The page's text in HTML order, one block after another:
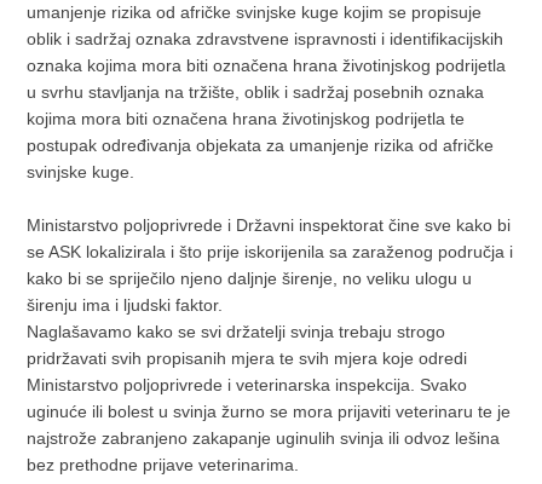
umanjenje rizika od afričke svinjske kuge kojim se propisuje
oblik i sadržaj oznaka zdravstvene ispravnosti i identifikacijskih
oznaka kojima mora biti označena hrana životinjskog podrijetla
u svrhu stavljanja na tržište, oblik i sadržaj posebnih oznaka
kojima mora biti označena hrana životinjskog podrijetla te
postupak određivanja objekata za umanjenje rizika od afričke
svinjske kuge.
Ministarstvo poljoprivrede i Državni inspektorat čine sve kako bi
se ASK lokalizirala i što prije iskorijenila sa zaraženog područja i
kako bi se spriječilo njeno daljnje širenje, no veliku ulogu u
širenju ima i ljudski faktor.
Naglašavamo kako se svi držatelji svinja trebaju strogo
pridržavati svih propisanih mjera te svih mjera koje odredi
Ministarstvo poljoprivrede i veterinarska inspekcija. Svako
uginuće ili bolest u svinja žurno se mora prijaviti veterinaru te je
najstrože zabranjeno zakapanje uginulih svinja ili odvoz lešina
bez prethodne prijave veterinarima.